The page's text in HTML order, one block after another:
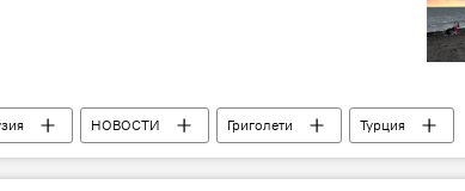
НОВОСТИ Григолети Турция